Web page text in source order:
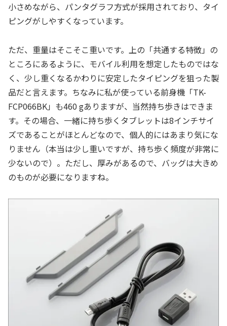
小さめながら、パンタグラフ方式が採用されており、タイ
ピングがしやすくなっています。
ただ、重量はそこそこ重いです。上の「共通する特徴」の
ところにあるように、モバイル利用を想定したものではな
く、少し重くなるかわりに安定したタイピングを狙った製
品だと言えます。ちなみに私が使っている前身機「TK-
FCP066BK」も460 gありますが、当然持ち歩きはできま
す。その場合、一緒に持ち歩くタブレットは8インチサイ
ズであることがほとんどなので、個人的にはあまり気にな
りません（本当は少し重いですが、持ち歩く頻度が非常に
少ないので）。ただし、厚みがあるので、バッグは大きめ
のものが必要になりますね。